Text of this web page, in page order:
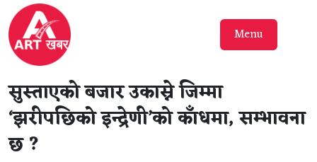
Menu
सुस्ताएको बजार उकास्ने जिम्मा
‘झरीपछिको इन्द्रेणी’को काँधमा, सम्भावना
छ ?